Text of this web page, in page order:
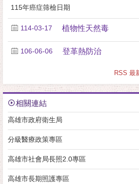
115年癌症筛檢日期
114-03-17 植物性天然毒
106-06-06 登革熱防治
RSS 最
相關連結
高雄市政府衛生局
分級醫療政策專區
高雄市社會局長照2.0專區
高雄市長期照護專區